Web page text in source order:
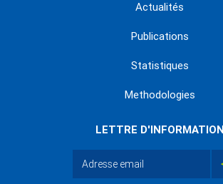
Actualités
Publications
Statistiques
Methodologies
LETTRE D'INFORMATION